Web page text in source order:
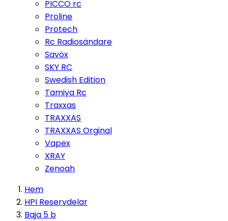
PICCO rc
Proline
Protech
Rc Radiosändare
Savöx
SKY RC
Swedish Edition
Tamiya Rc
Traxxas
TRAXXAS
TRAXXAS Orginal
Vapex
XRAY
Zenoah
Hem
HPI Reservdelar
Baja 5 b